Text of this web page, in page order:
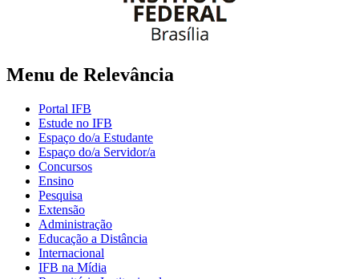
Menu de Relevância
Portal IFB
Estude no IFB
Espaço do/a Estudante
Espaço do/a Servidor/a
Concursos
Ensino
Pesquisa
Extensão
Administração
Educação a Distância
Internacional
IFB na Mídia